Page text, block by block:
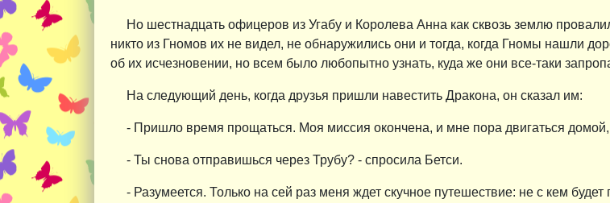
Но шестнадцать офицеров из Угабу и Королева Анна как сквозь землю
никто из Гномов их не видел, не обнаружились они и тогда, когда Гномы нашли
об их исчезновении, но всем было любопытно узнать, куда же они все-таки
На следующий день, когда друзья пришли навестить Дракона, он сказал им:
- Пришло время прощаться. Моя миссия окончена, и мне пора двигаться домой,
- Ты снова отправишься через Трубу? - спросила Бетси.
- Разумеется. Только на сей раз меня ждет скучное путешествие: не с кем